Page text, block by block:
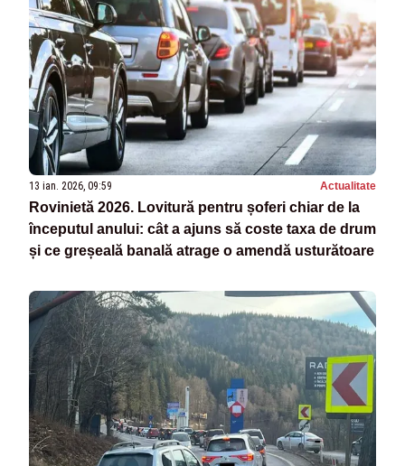
13 ian. 2026, 09:59 Actualitate
Rovinietă 2026. Lovitură pentru șoferi chiar de la
începutul anului: cât a ajuns să coste taxa de drum
și ce greșeală banală atrage o amendă usturătoare